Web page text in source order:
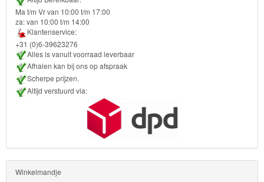
Ma t/m Vr van 10:00 t/m 17:00
za: van 10:00 t/m 14:00
Klantenservice:
+31 (0)6-39623276
Alles is vanuit voorraad leverbaar
Afhalen kan bij ons op afspraak
Scherpe prijzen.
Altijd verstuurd via:
Winkelmandje